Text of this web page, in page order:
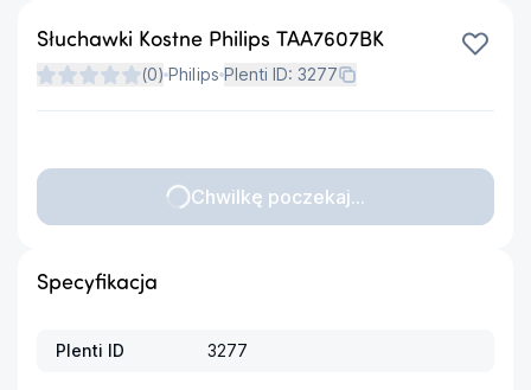
Słuchawki Kostne Philips TAA7607BK
(0) Philips Plenti ID: 3277
Chwilkę poczekaj...
Specyfikacja
Plenti ID 3277